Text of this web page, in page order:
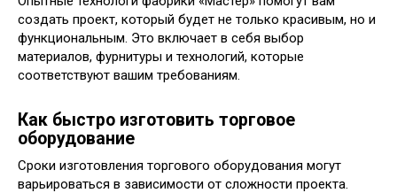
создать проект, который будет не только красивым, но и
функциональным. Это включает в себя выбор
материалов, фурнитуры и технологий, которые
соответствуют вашим требованиям.
Как быстро изготовить торговое
оборудование
Сроки изготовления торгового оборудования могут
варьироваться в зависимости от сложности проекта.